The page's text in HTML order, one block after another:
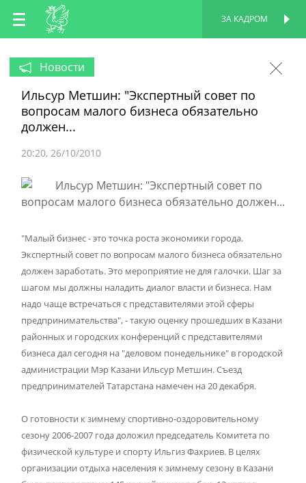
RU
EN
ЗА КАДРОМ
Новости
Ильсур Метшин: "Экспертный совет по
вопросам малого бизнеса обязательно
должен...
20:20 26/10/2010
"Малый бизнес - это точка роста экономики города.
Экспертный совет по вопросам малого бизнеса обязательно
должен заработать. Это мероприятие не для галочки. Шаг за
шагом мы должны наладить диалог власти и бизнеса. Нам
надо чаще встречаться с представителями этой сферы
предпринимательства", - такую оценку прошедших в Казани
районных и городских конференций с представителями
бизнеса дал сегодня на "деловом понедельнике" в городской
администрации Мэр Казани Ильсур Метшин. Съезд
предпринимателей Татарстана намечен на 20 декабря.
О готовности к зимнему спортивно-оздоровительному
сезону 2006-2007 года доложил председатель Комитета по
физической культуре и спорту Ильгиз Фахриев. В целях
организации отдыха населения к зимнему сезону в Казани
ПЕРСОНАЛЬНАЯ